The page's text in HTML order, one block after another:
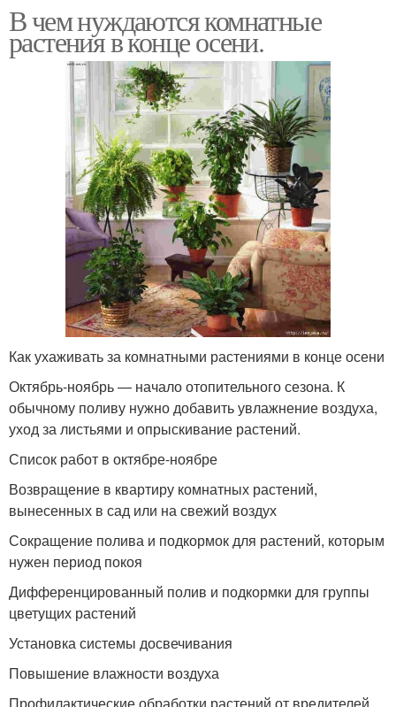
В чем нуждаются комнатные
растения в конце осени.
Как ухаживать за комнатными растениями в конце осени
Октябрь-ноябрь — начало отопительного сезона. К
обычному поливу нужно добавить увлажнение воздуха,
уход за листьями и опрыскивание растений.
Список работ в октябре-ноябре
Возвращение в квартиру комнатных растений,
вынесенных в сад или на свежий воздух
Сокращение полива и подкормок для растений, которым
нужен период покоя
Дифференцированный полив и подкормки для группы
цветущих растений
Установка системы досвечивания
Повышение влажности воздуха
Профилактические обработки растений от вредителей